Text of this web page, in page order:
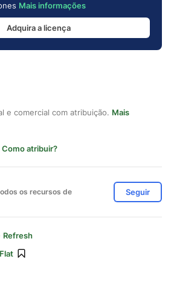
Mais informações
Adquira a licença
e comercial com atribuição. Mais
Como atribuir?
os recursos de
Seguir
Refresh